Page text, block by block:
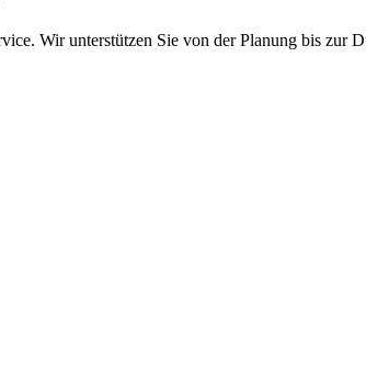
Wir unterstützen Sie von der Planung bis